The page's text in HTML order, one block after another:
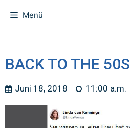
Menü
BACK TO THE 50S
Juni 18, 2018 11:00 a.m.